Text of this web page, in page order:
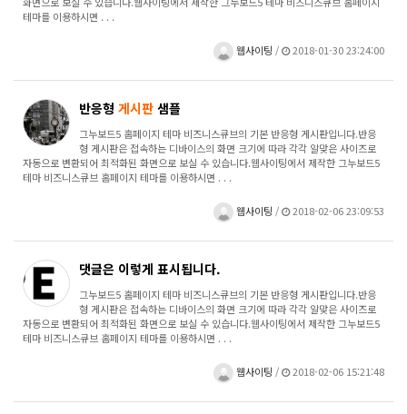
테마를 이용하시면 . . .
웹사이팅 / 2018-01-30 23:24:00
반응형 게시판 샘플
그누보드5 홈페이지 테마 비즈니스큐브의 기본 반응형 게시판입니다.반응
형 게시판은 접속하는 디바이스의 화면 크기에 따라 각각 알맞은 사이즈로
자동으로 변환되어 최적화된 화면으로 보실 수 있습니다.웹사이팅에서 제작한 그누보드5
테마 비즈니스큐브 홈페이지 테마를 이용하시면 . . .
웹사이팅 / 2018-02-06 23:09:53
댓글은 이렇게 표시됩니다.
그누보드5 홈페이지 테마 비즈니스큐브의 기본 반응형 게시판입니다.반응
형 게시판은 접속하는 디바이스의 화면 크기에 따라 각각 알맞은 사이즈로
자동으로 변환되어 최적화된 화면으로 보실 수 있습니다.웹사이팅에서 제작한 그누보드5
테마 비즈니스큐브 홈페이지 테마를 이용하시면 . . .
웹사이팅 / 2018-02-06 15:21:48